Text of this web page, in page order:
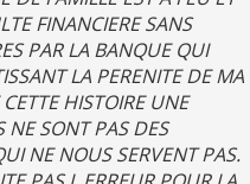
FINANCIERE SANS
PAR LA BANQUE QUI
LA PERENITE DE MA
HISTOIRE UNE
NE SONT PAS DES
NE NOUS SERVENT PAS.